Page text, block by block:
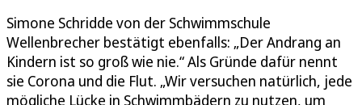
Simone Schridde von der Schwimmschule
Wellenbrecher bestätigt ebenfalls: „Der Andrang an
Kindern ist so groß wie nie.“ Als Gründe dafür nennt
sie Corona und die Flut. „Wir versuchen natürlich, jede
mögliche Lücke in Schwimmbädern zu nutzen, um